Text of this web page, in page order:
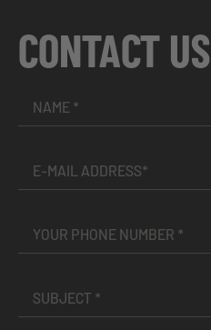
CONTACT US